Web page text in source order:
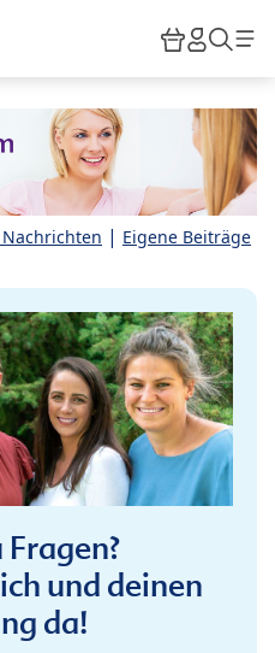
HiPP
| Eigene Beiträge
und deinen
da!